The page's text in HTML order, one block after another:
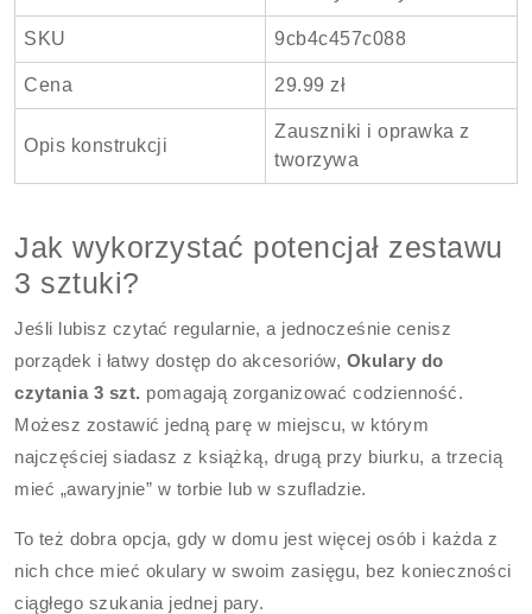
SKU 9cb4c457c088
Cena 29.99 zł
Opis konstrukcji
Zauszniki i oprawka z
tworzywa
Jak wykorzystać potencjał zestawu
3 sztuki?
Jeśli lubisz czytać regularnie, a jednocześnie cenisz
porządek i łatwy dostęp do akcesoriów, Okulary do
czytania 3 szt. pomagają zorganizować codzienność.
Możesz zostawić jedną parę w miejscu, w którym
najczęściej siadasz z książką, drugą przy biurku, a trzecią
mieć „awaryjnie” w torbie lub w szufladzie.
To też dobra opcja, gdy w domu jest więcej osób i każda z
nich chce mieć okulary w swoim zasięgu, bez konieczności
ciągłego szukania jednej pary.